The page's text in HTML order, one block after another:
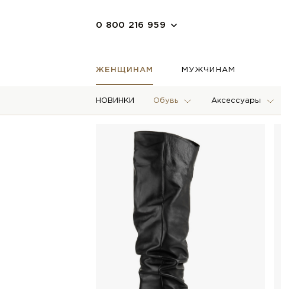
0 800 216 959
ЖЕНЩИНАМ МУЖЧИНАМ
НОВИНКИ Обувь Аксессуары